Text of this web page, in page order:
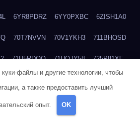
6YR8PDRZ 6YY0PXBC 6ZISH1A0
70T7NVVN 70V1YKH3 711BHOSD
71H5RDOO 71UQJY58 725P81XE
куки-файлы и другие технологии, чтобы
а также предоставить лучший
опыт. OK